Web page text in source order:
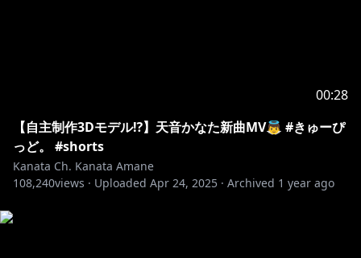
00:28
【自主制作3Dモデル⁉】天音かなた新曲MV👼 #きゅーぴ
っど。 #shorts
Kanata Ch. Kanata Amane
108,240views · Uploaded Apr 24, 2025 · Archived 1 year ago